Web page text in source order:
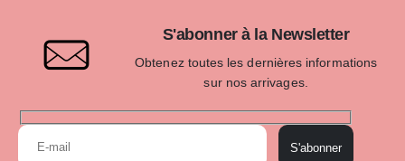
S'abonner à la Newsletter
Obtenez toutes les dernières informations
sur nos arrivages.
S'abonner